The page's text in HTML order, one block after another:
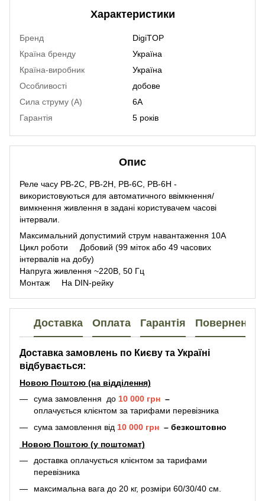
Характеристики
Бренд
DigiTOP
Країна бренду
Україна
Країна-виробник
Україна
Особливості
добове
Cила струму (А)
6A
Гарантія
5 років
Опис
Реле часу РВ-2С, РВ-2Н, РВ-6С, РВ-6Н -
використовуються для автоматичного ввімкнення/
вимкнення живлення в задані користувачем часові
інтервали.
Максимальний допустимий струм навантаження 10A
Цикл роботи Добовий (99 міток або 49 часових
інтервалів на добу)
Напруга живлення ~220В, 50 Гц
Монтаж На DIN-рейку
Доставка Оплата Гарантія Повернення
Доставка замовлень по Києву та Україні
відбувається:
Новою Поштою (на відділення)
сума замовлення до 10 000 грн –
оплачується клієнтом за тарифами перевізника
сума замовлення від 10 000 грн – безкоштовно
Новою Поштою (у поштомат)
доставка оплачується клієнтом за тарифами
перевізника
максимальна вага до 20 кг, розміри 60/30/40 см.